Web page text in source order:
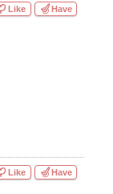
Like Have
Like Have